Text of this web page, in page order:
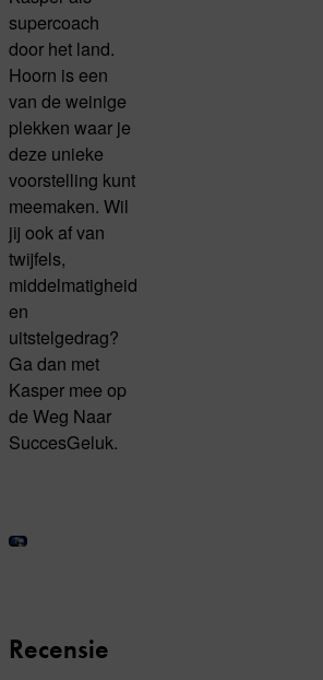
supercoach
door het land.
Hoorn is een
van de weinige
plekken waar je
deze unieke
voorstelling kunt
meemaken. Wil
jij ook af van
twijfels,
middelmatigheid
en
uitstelgedrag?
Ga dan met
Kasper mee op
de Weg Naar
SuccesGeluk.
Recensie